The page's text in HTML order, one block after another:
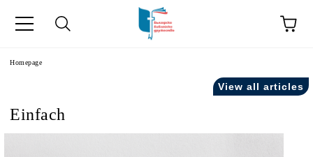
Homepage
View all articles
Einfach